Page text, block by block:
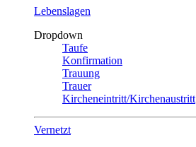
Lebenslagen
Dropdown
Taufe
Konfirmation
Trauung
Trauer
Kircheneintritt/Kirchenaustritt
Vernetzt